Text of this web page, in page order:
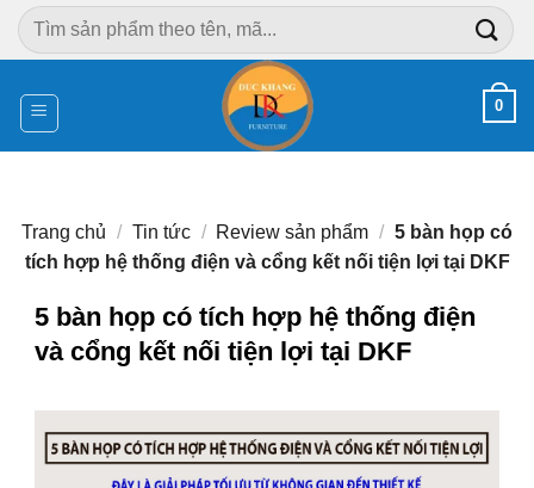
Chuyển
đến
dung
Tìm
kiếm:
0
Trang chủ / Tin tức / Review sản phẩm / 5 bàn họp có
tích hợp hệ thống điện và cổng kết nối tiện lợi tại DKF
5 bàn họp có tích hợp hệ thống điện
và cổng kết nối tiện lợi tại DKF